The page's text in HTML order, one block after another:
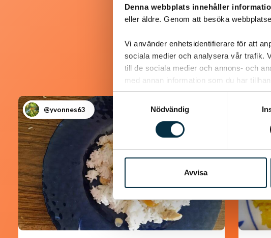
Denna webbplats innehåller
eller äldre. Genom att besöka
Vi använder enhetsidentifierare för att
sociala medier och analysera vår trafik.
till de sociala medier och annons- och
med annan information som du har
Samtyckesval
Nödvändig
Avvisa
@yvonnes63